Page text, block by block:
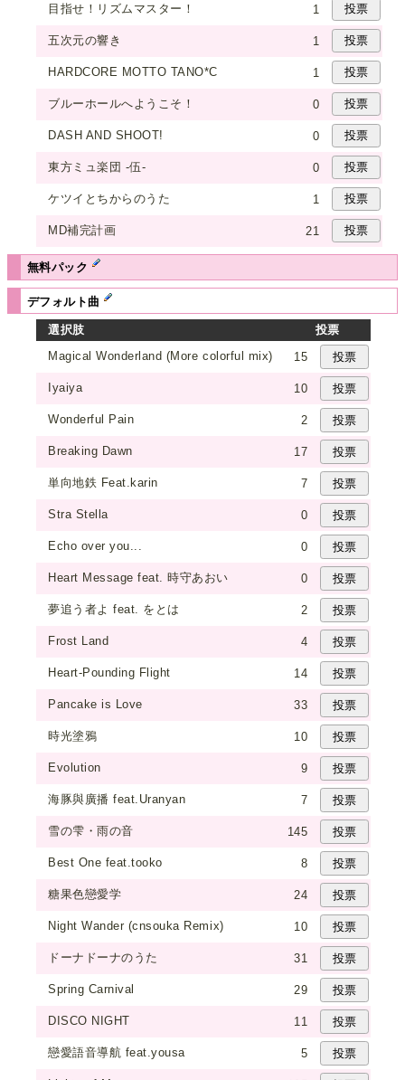
目指せ！リズムマスター！ 1
五次元の響き 1
HARDCORE MOTTO TANO*C 1
ブルーホールへようこそ！ 0
DASH AND SHOOT! 0
東方ミュ楽団 -伍- 0
ケツイとちからのうた 1
MD補完計画 21
無料パック
デフォルト曲
選択肢
投票
Magical Wonderland (More colorful mix)
15
Iyaiya 10
Wonderful Pain 2
Breaking Dawn 17
単向地鉄 Feat.karin 7
Stra Stella 0
Echo over you... 0
Heart Message feat. 時守あおい 0
夢追う者よ feat. をとは 2
Frost Land 4
Heart-Pounding Flight 14
Pancake is Love 33
時光塗鴉 10
Evolution 9
海豚與廣播 feat.Uranyan 7
雪の雫・雨の音 145
Best One feat.tooko 8
糖果色戀愛学 24
Night Wander (cnsouka Remix) 10
ドーナドーナのうた 31
Spring Carnival 29
DISCO NIGHT 11
戀愛語音導航 feat.yousa 5